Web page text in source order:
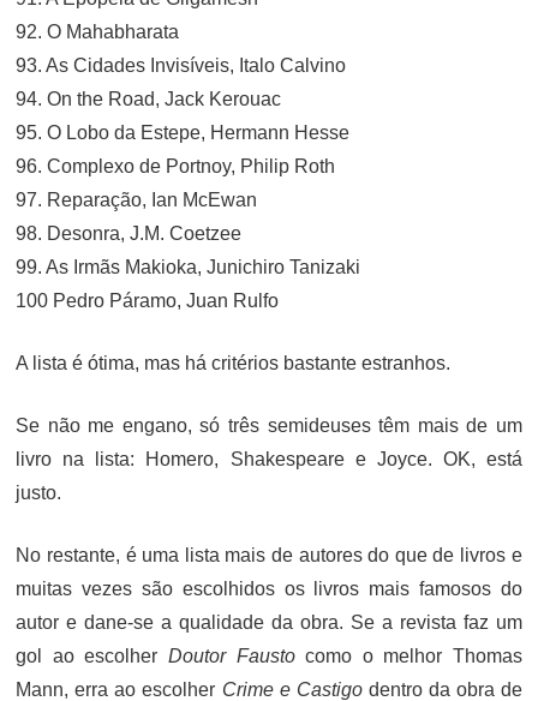
92. O Mahabharata
93. As Cidades Invisíveis, Italo Calvino
94. On the Road, Jack Kerouac
95. O Lobo da Estepe, Hermann Hesse
96. Complexo de Portnoy, Philip Roth
97. Reparação, Ian McEwan
98. Desonra, J.M. Coetzee
99. As Irmãs Makioka, Junichiro Tanizaki
100 Pedro Páramo, Juan Rulfo
A lista é ótima, mas há critérios bastante estranhos.
Se não me engano, só três semideuses têm mais de um
livro na lista: Homero, Shakespeare e Joyce. OK, está
justo.
No restante, é uma lista mais de autores do que de livros e
muitas vezes são escolhidos os livros mais famosos do
autor e dane-se a qualidade da obra. Se a revista faz um
gol ao escolher Doutor Faustocomo o melhor Thomas
Mann, erra ao escolher Crime e Castigo dentro da obra de